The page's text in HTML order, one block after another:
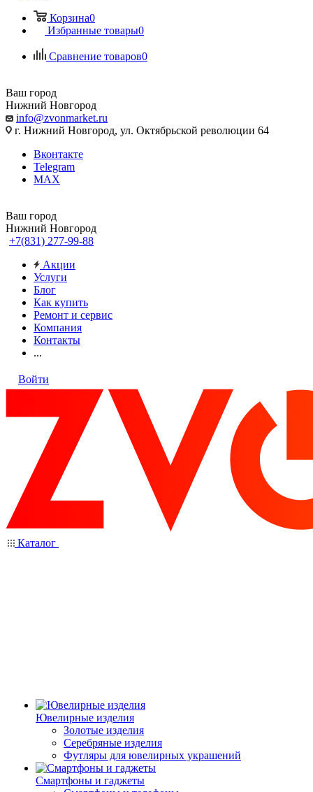
Корзина0
Избранные товары0
Сравнение товаров0
Ваш город
Нижний Новгород
info@zvonmarket.ru
г. Нижний Новгород, ул. Октябрьской революции 64
Вконтакте
Telegram
MAX
Ваш город
Нижний Новгород
+7(831) 277-99-88
Акции
Услуги
Блог
Как купить
Ремонт и сервис
Компания
Контакты
...
Войти
Каталог
Ювелирные изделия
Золотые изделия
Серебряные изделия
Футляры для ювелирных украшений
Смартфоны и гаджеты